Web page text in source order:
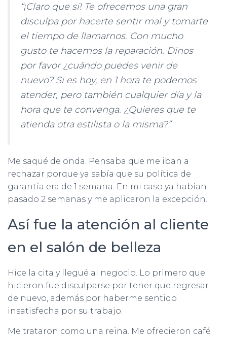
“¡Claro que sí! Te ofrecemos una gran
disculpa por hacerte sentir mal y tomarte
el tiempo de llamarnos. Con mucho
gusto te hacemos la reparación. Dinos
por favor ¿cuándo puedes venir de
nuevo? Si es hoy, en 1 hora te podemos
atender, pero también cualquier día y la
hora que te convenga. ¿Quieres que te
atienda otra estilista o la misma?”
Me saqué de onda. Pensaba que me iban a
rechazar porque ya sabía que su política de
garantía era de 1 semana. En mi caso ya habían
pasado 2 semanas y me aplicaron la excepción.
Así fue la atención al cliente
en el salón de belleza
Hice la cita y llegué al negocio. Lo primero que
hicieron fue disculparse por tener que regresar
de nuevo, además por haberme sentido
insatisfecha por su trabajo.
Me trataron como una reina. Me ofrecieron café